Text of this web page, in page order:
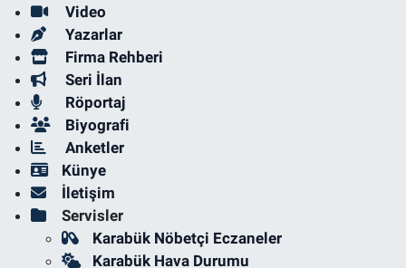
Video
Yazarlar
Firma Rehberi
Seri İlan
Röportaj
Biyografi
Anketler
Künye
İletişim
Servisler
Karabük Nöbetçi Eczaneler
Karabük Hava Durumu